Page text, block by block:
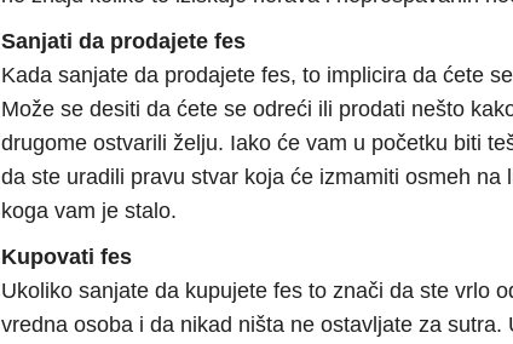
Sanjati da prodajete fes
Kada sanjate da prodajete fes, to implicira da ćete
Može se desiti da ćete se odreći ili prodati nešto
drugome ostvarili želju. Iako će vam u početku biti
da ste uradili pravu stvar koja će izmamiti osmeh na
koga vam je stalo.
Kupovati fes
Ukoliko sanjate da kupujete fes to znači da ste vrlo
vredna osoba i da nikad ništa ne ostavljate za sutra.